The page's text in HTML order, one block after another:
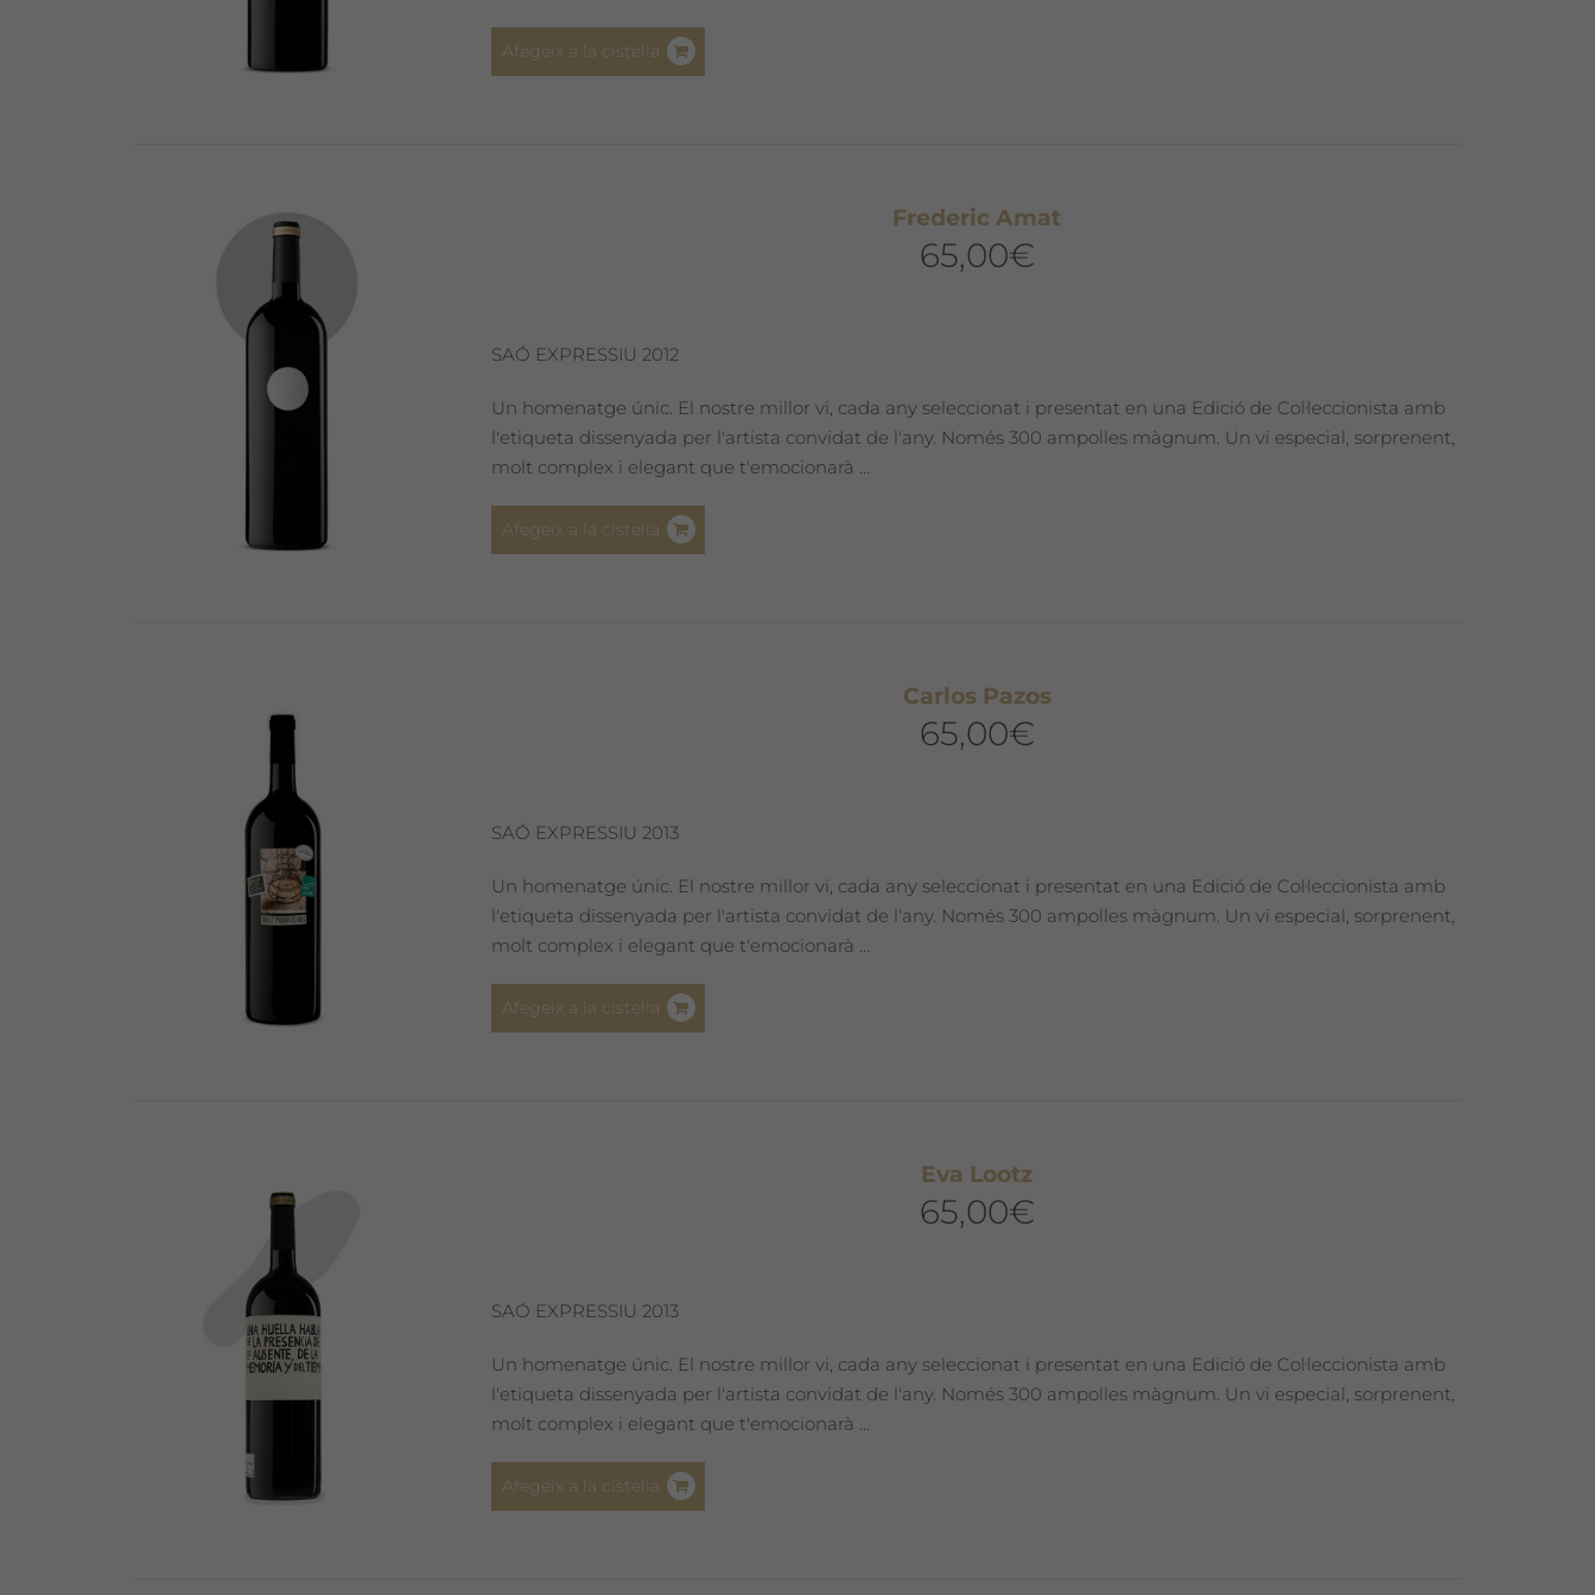
Afegeix a la cistella
Frederic Amat
65,00€
SAÓ EXPRESSIU 2012
Un homenatge únic. El nostre millor vi, cada any seleccionat i presentat en una Edició de Col·leccionista amb
l'etiqueta dissenyada per l'artista convidat de l'any. Només 300 ampolles màgnum. Un vi especial, sorprenent,
molt complex i elegant que t'emocionarà ...
Afegeix a la cistella
Carlos Pazos
65,00€
SAÓ EXPRESSIU 2013
Un homenatge únic. El nostre millor vi, cada any seleccionat i presentat en una Edició de Col·leccionista amb
l'etiqueta dissenyada per l'artista convidat de l'any. Només 300 ampolles màgnum. Un vi especial, sorprenent,
molt complex i elegant que t'emocionarà ...
Afegeix a la cistella
Eva Lootz
65,00€
SAÓ EXPRESSIU 2013
Un homenatge únic. El nostre millor vi, cada any seleccionat i presentat en una Edició de Col·leccionista amb
l'etiqueta dissenyada per l'artista convidat de l'any. Només 300 ampolles màgnum. Un vi especial, sorprenent,
molt complex i elegant que t'emocionarà ...
Afegeix a la cistella